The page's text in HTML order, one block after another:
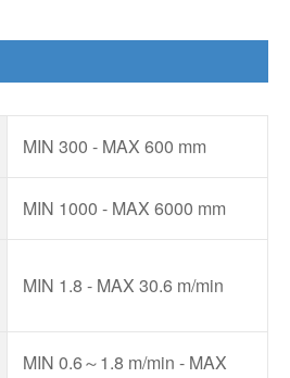
MIN 300 - MAX 600 mm
MIN 1000 - MAX 6000 mm
MIN 1.8 - MAX 30.6 m/min
MIN 0.6～1.8 m/min - MAX